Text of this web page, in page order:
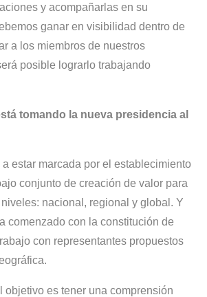
y acompañarlas en su
ganar en visibilidad dentro de
a los miembros de nuestros
posible lograrlo trabajando
tomando la nueva presidencia al
estar marcada por el establecimiento
conjunto de creación de valor para
nacional, regional y global. Y
comenzado con la constitución de
con representantes propuestos
es tener una comprensión